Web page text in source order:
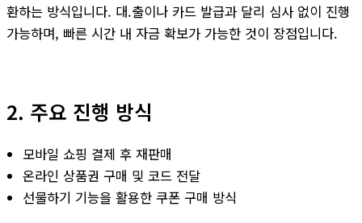
환하는 방식입니다. 대.출이나 카드 발급과 달리 심사 없이 진행
가능하며, 빠른 시간 내 자금 확보가 가능한 것이 장점입니다.
2. 주요 진행 방식
모바일 쇼핑 결제 후 재판매
온라인 상품권 구매 및 코드 전달
선물하기 기능을 활용한 쿠폰 구매 방식